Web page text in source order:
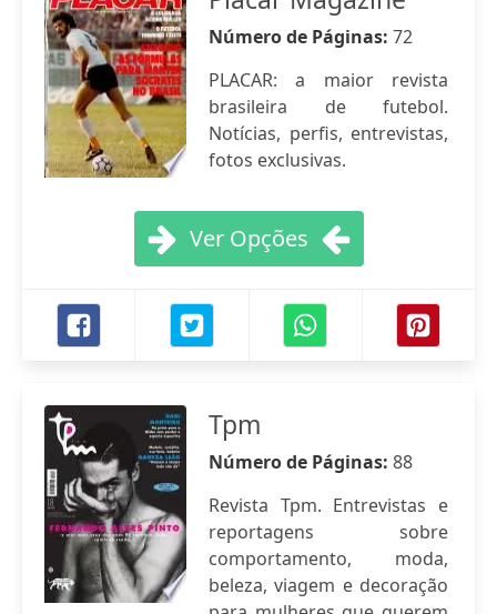
Número de Páginas: 72
PLACAR: a maior revista
brasileira de futebol.
Notícias, perfis, entrevistas,
fotos exclusivas.
Ver Opções
Tpm
Número de Páginas: 88
Revista Tpm. Entrevistas e
reportagens sobre
comportamento, moda,
beleza, viagem e decoração